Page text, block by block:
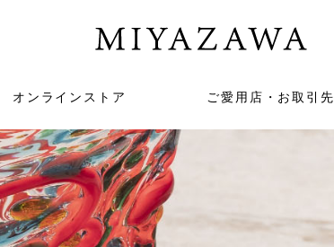
オンラインストア ご愛用店・お取引先